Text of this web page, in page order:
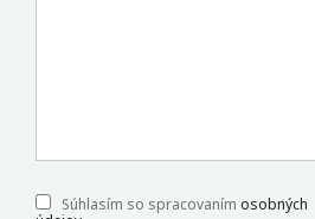
Súhlasím so spracovaním osobných